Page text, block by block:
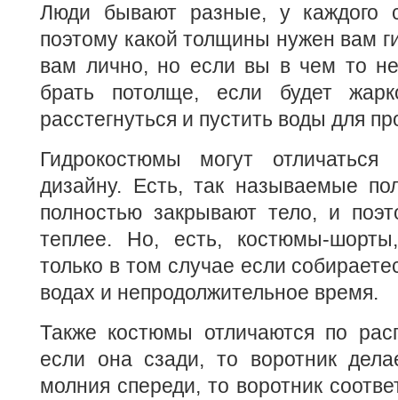
Люди бывают разные, у каждого
поэтому какой толщины нужен вам
вам лично, но если вы в чем то
брать потолще, если будет
расстегнуться и пустить воды для
Гидрокостюмы могут
дизайну. Есть, так называемые
полностью закрывают тело, и
теплее. Но, есть, костюмы-
только в том случае если
водах и непродолжительное время.
Также костюмы отличаются по
если она сзади, то воротник
молния спереди, то воротник